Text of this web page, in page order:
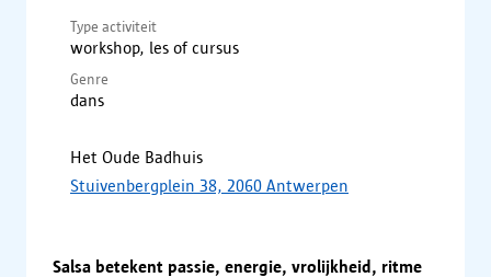
Type activiteit
workshop, les of cursus
Genre
dans
Het Oude Badhuis
Stuivenbergplein 38, 2060 Antwerpen
Salsa betekent passie, energie, vrolijkheid, ritme